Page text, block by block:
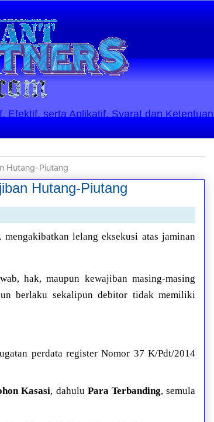
Efektif, serta Aplikatif. Syarat dan Ketentuan
Hutang-Piutang
Hutang-Piutang
lelang eksekusi atas jaminan
hak, maupun kewajiban masing-masing
berlaku sekalipun debitor tidak memiliki
perdata register Nomor 37 K/Pdt/2014
Kasasi, dahulu Para Terbanding, semula